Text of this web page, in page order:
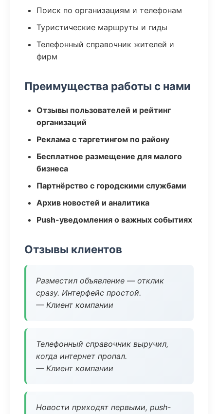
Поиск по организациям и телефонам
Туристические маршруты и гиды
Телефонный справочник жителей и
фирм
Преимущества работы с нами
Отзывы пользователей и рейтинг
организаций
Реклама с таргетингом по району
Бесплатное размещение для малого
бизнеса
Партнёрство с городскими службами
Архив новостей и аналитика
Push-уведомления о важных событиях
Отзывы клиентов
Разместил объявление — отклик
сразу. Интерфейс простой.
— Клиент компании
Телефонный справочник выручил,
когда интернет пропал.
— Клиент компании
Новости приходят первыми, push-